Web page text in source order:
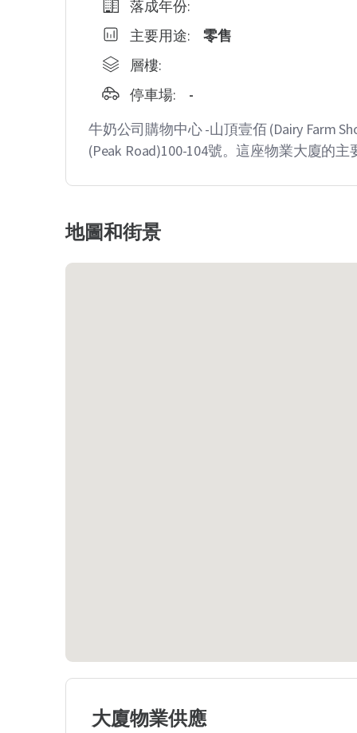
落成年份:
主要用途:
零售
層樓:
停車場:
-
牛奶公司購物中心 -山頂壹佰 (Dairy Farm
(Peak Road)100-104號。這座物業大廈的
地圖和街景
大廈物業供應